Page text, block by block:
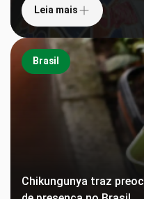
Leia mais
Brasil
Chikungunya traz